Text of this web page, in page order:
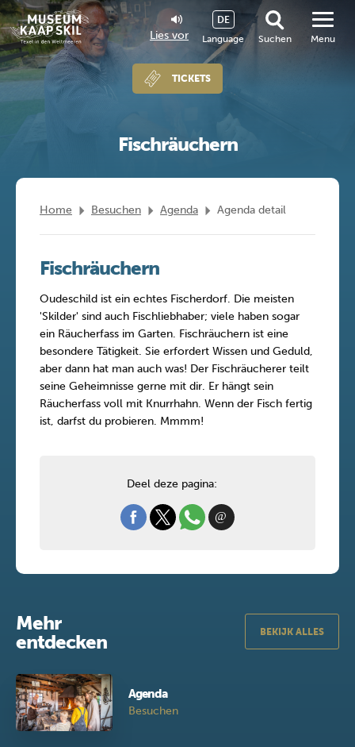
Lies vor Language
DE
Suchen
TICKETS
Menu
Fischräuchern
Home Besuchen Agenda Agenda detail
Fischräuchern
Oudeschild ist ein echtes Fischerdorf. Die meisten
'Skilder' sind auch Fischliebhaber; viele haben sogar
ein Räucherfass im Garten. Fischräuchern ist eine
besondere Tätigkeit. Sie erfordert Wissen und Geduld,
aber dann hat man auch was! Der Fischräucherer teilt
seine Geheimnisse gerne mit dir. Er hängt sein
Räucherfass voll mit Knurrhahn. Wenn der Fisch fertig
ist, darfst du probieren. Mmmm!
Deel deze pagina:
Mehr
entdecken
BEKIJK ALLES
Agenda
Besuchen